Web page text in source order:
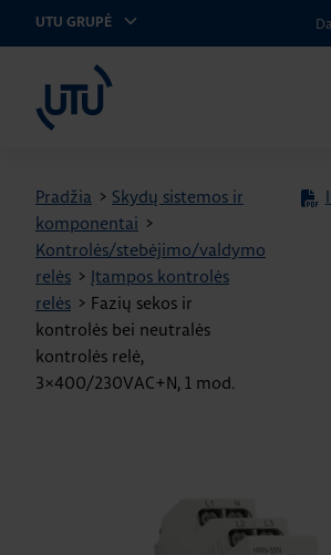
UTU GRUPĖ
UTU Lithuania
Pradžia > Skydų sistemos ir
komponentai >
Kontrolės/stebėjimo/valdymo
relės > Įtampos kontrolės
relės > Fazių sekos ir
kontrolės bei neutralės
kontrolės relė,
3×400/230VAC+N, 1 mod.